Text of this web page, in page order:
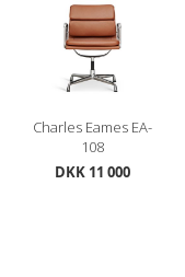
Charles Eames EA-
108
DKK 11 000